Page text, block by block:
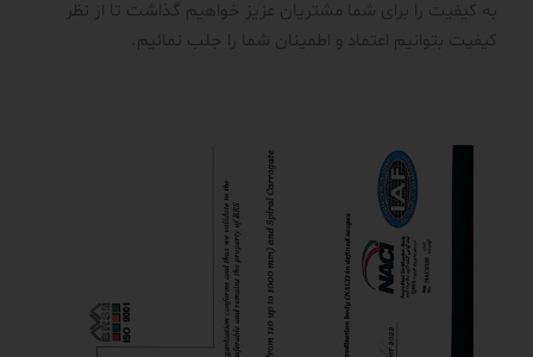
به کیفیت را برای شما مشتریان عزیز خواهیم گذاشت تا از نظر
کیفیت بتوانیم اعتماد و اطمینان شما را جلب نمائیم.